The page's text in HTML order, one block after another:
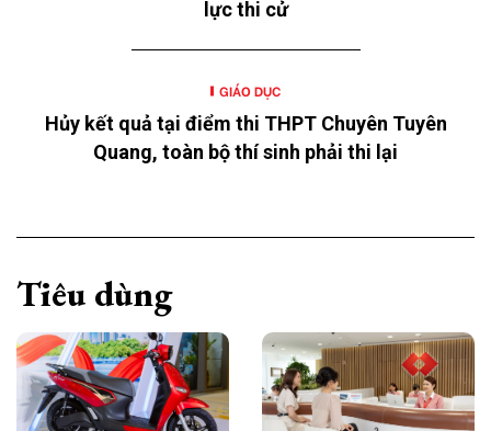
lực thi cử
GIÁO DỤC
Hủy kết quả tại điểm thi THPT Chuyên Tuyên
Quang, toàn bộ thí sinh phải thi lại
Tiêu dùng